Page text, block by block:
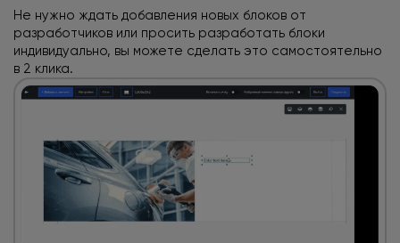
Не нужно ждать добавления новых блоков от
разработчиков или просить разработать блоки
индивидуально, вы можете сделать это самостоятельно
в 2 клика.